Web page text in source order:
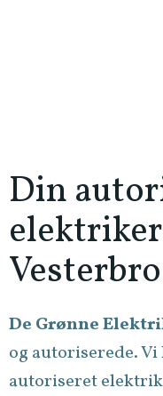
Din
Vesterbro
De Grønne
og autoriserede.
autoriseret